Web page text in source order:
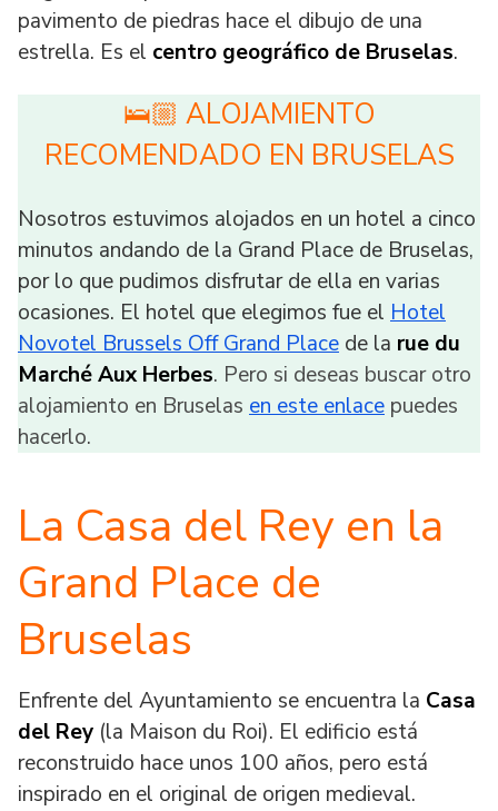
pavimento de piedras hace el dibujo de una
estrella. Es el centro geográfico de Bruselas.
🛌🏼 ALOJAMIENTO
RECOMENDADO EN BRUSELAS
Nosotros estuvimos alojados en un hotel a cinco
minutos andando de la Grand Place de Bruselas,
por lo que pudimos disfrutar de ella en varias
ocasiones. El hotel que elegimos fue el Hotel
Novotel Brussels Off Grand Place de la rue du
Marché Aux Herbes. Pero si deseas buscar otro
alojamiento en Bruselas en este enlace puedes
hacerlo.
La Casa del Rey en la
Grand Place de
Bruselas
Enfrente del Ayuntamiento se encuentra la Casa
del Rey (la Maison du Roi). El edificio está
reconstruido hace unos 100 años, pero está
inspirado en el original de origen medieval.